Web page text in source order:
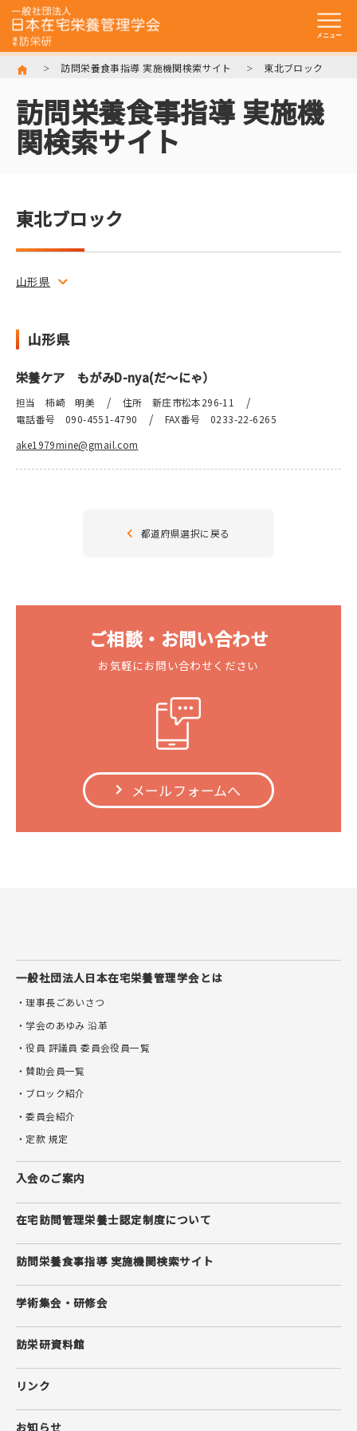
一般社団法人日本在宅栄養管理学会とは
訪栄研資料館
リンク
訪問栄養食事指導 実施機関検索サイト 東北ブロック
訪問栄養食事指導 実施機
関検索サイト
東北ブロック
山形県
山形県
栄養ケア もがみD-nya(だ～にゃ）
担当 柿崎 明美 / 住所 新庄市松本296-11 /
電話番号 090-4551-4790 /
FAX番号 0233-22-6265
ake1979mine@gmail.com
都道府県選択に戻る
ご相談・お問い合わせ
お気軽にお問い合わせください
メールフォームへ
一般社団法人日本在宅栄養管理学会とは
・理事長ごあいさつ
・学会のあゆみ 沿革
・役員 評議員 委員会役員一覧
・賛助会員一覧
・ブロック紹介
・委員会紹介
・定款 規定
入会のご案内
在宅訪問管理栄養士認定制度について
訪問栄養食事指導 実施機関検索サイト
学術集会・研修会
訪栄研資料館
リンク
お知らせ